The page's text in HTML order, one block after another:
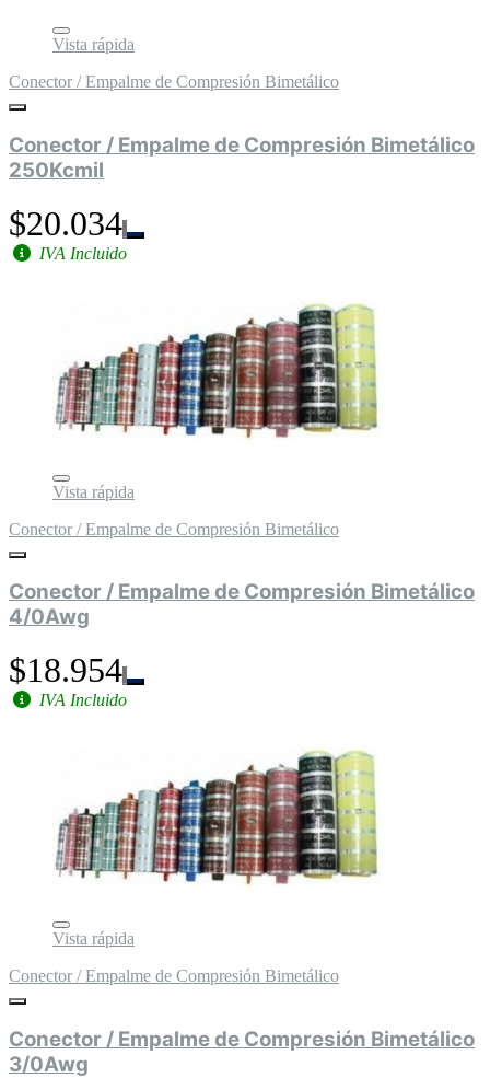
Vista rápida
Conector / Empalme de Compresión Bimetálico
Conector / Empalme de Compresión Bimetálico
250Kcmil
$20.034
IVA Incluido
Vista rápida
Conector / Empalme de Compresión Bimetálico
Conector / Empalme de Compresión Bimetálico
4/0Awg
$18.954
IVA Incluido
Vista rápida
Conector / Empalme de Compresión Bimetálico
Conector / Empalme de Compresión Bimetálico
3/0Awg